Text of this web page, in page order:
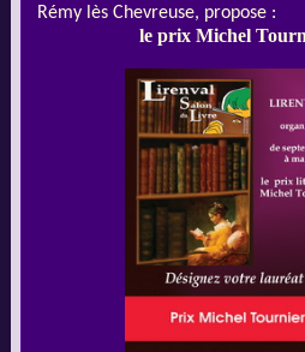
Rémy lès Chevreuse, propose :
le prix Michel